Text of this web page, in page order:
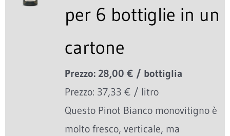
per 6 bottiglie in un
cartone
Prezzo: 28,00 € / bottiglia
Prezzo: 37,33 € / litro
Questo Pinot Bianco monovitigno è
molto fresco, verticale, ma